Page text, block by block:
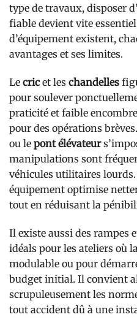
type de travaux, disposer
fiable devient vite
d’équipement existent,
avantages et ses limites.
Le cricet les chandelles
pour soulever
praticité et faible
pour des opérations brèves.
ou le pont élévateur
manipulations sont
véhicules utilitaires
équipement optimise
tout en réduisant la
Il existe aussi des rampes
idéals pour les ateliers où
modulable ou pour
budget initial. Il convient
scrupuleusement les
tout accident dû à une